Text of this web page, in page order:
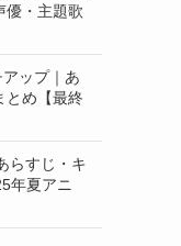
優・主題歌
アップ｜あ
とめ【最終
らすじ・キ
年夏アニ